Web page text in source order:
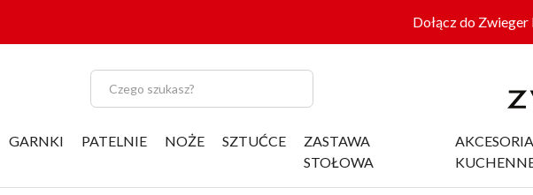
Dołącz do
GARNKI PATELNIE NOŻE SZTUĆCE
ZASTAWA
STOŁOWA
AKCESORIA